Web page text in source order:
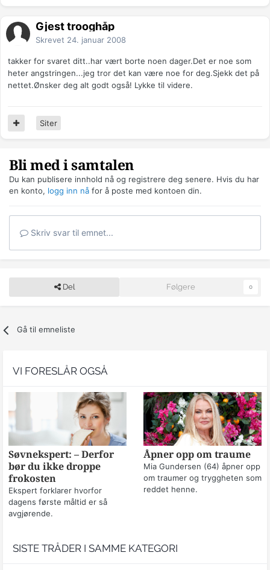
Gjest trooghåp
Skrevet 24. januar 2008
takker for svaret ditt..har vært borte noen dager.Det er noe som
heter angstringen...jeg tror det kan være noe for deg.Sjekk det på
nettet.Ønsker deg alt godt også! Lykke til videre.
Siter
Bli med i samtalen
Du kan publisere innhold nå og registrere deg senere. Hvis du har
en konto, logg inn nå for å poste med kontoen din.
Skriv svar til emnet...
Del Følgere 0
Gå til emneliste
VI FORESLÅR OGSÅ
Søvnekspert: – Derfor
bør du ikke droppe
frokosten
Ekspert forklarer hvorfor
dagens første måltid er så
avgjørende.
Åpner opp om traume
Mia Gundersen (64) åpner opp
om traumer og tryggheten som
reddet henne.
SISTE TRÅDER I SAMME KATEGORI